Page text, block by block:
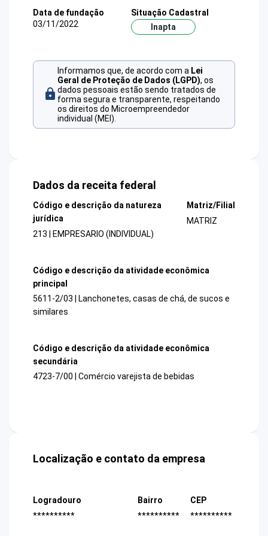
Data de fundação
03/11/2022
Situação Cadastral
Inapta
Informamos que, de acordo com a Lei
Geral de Proteção de Dados (LGPD), os
dados pessoais estão sendo tratados de
forma segura e transparente, respeitando
os direitos do Microempreendedor
individual (MEI).
Dados da receita federal
Código e descrição da natureza
jurídica
213 | EMPRESARIO (INDIVIDUAL)
Matriz/Filial
MATRIZ
Código e descrição da atividade econômica
principal
5611-2/03 | Lanchonetes, casas de chá, de sucos e
similares
Código e descrição da atividade econômica
secundária
4723-7/00 | Comércio varejista de bebidas
Localização e contato da empresa
Logradouro
**********
Bairro
**********
CEP
**********